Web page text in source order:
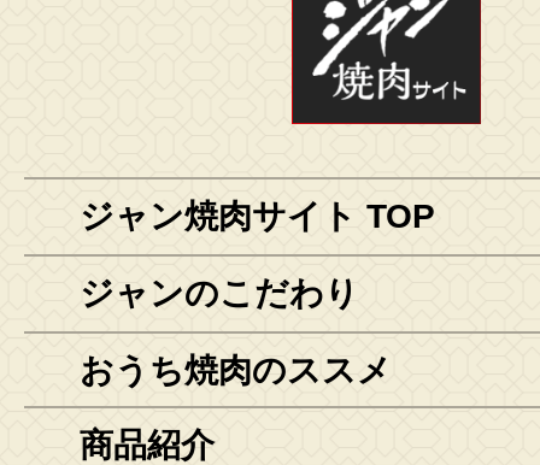
ジャン焼肉サイト TOP
ジャンのこだわり
おうち焼肉のススメ
商品紹介